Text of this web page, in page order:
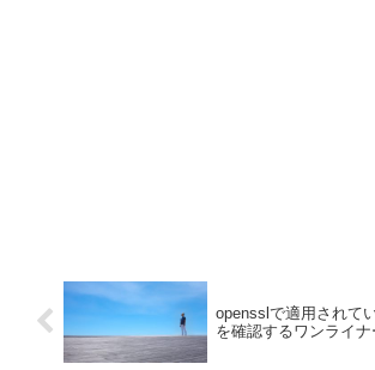
opensslで適用されて
を確認するワンライナ